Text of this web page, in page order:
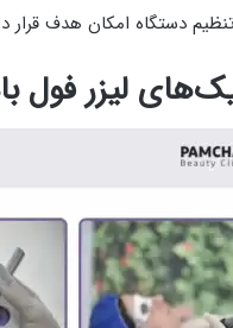
دستگاه امکان هدف
لیزر فول